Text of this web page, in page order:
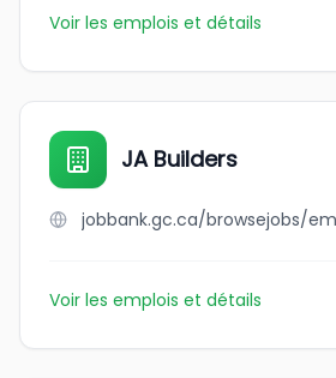
Voir les emplois et détails
JA Builders
Voir les emplois et détails